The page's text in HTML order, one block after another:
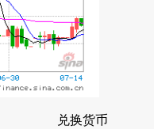
兑换货币